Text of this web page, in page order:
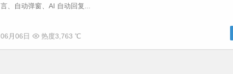
言、自动弹窗、AI 自动回复...
06月06日 热度3,763 ℃